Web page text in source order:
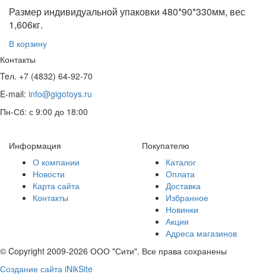
Размер индивидуальной упаковки 480*90*330мм, вес
1,606кг.
В корзину
Контакты
Teл. +7 (4832) 64-92-70
E-mail: info@gigotoys.ru
Пн-Сб: с 9:00 до 18:00
Информация
О компании
Новости
Карта сайта
Контакты
Покупателю
Каталог
Оплата
Доставка
Избранное
Новинки
Акции
Адреса магазинов
© Copyright 2009-2026 ООО "Сити". Все права сохранены
Создание сайта iNikSite